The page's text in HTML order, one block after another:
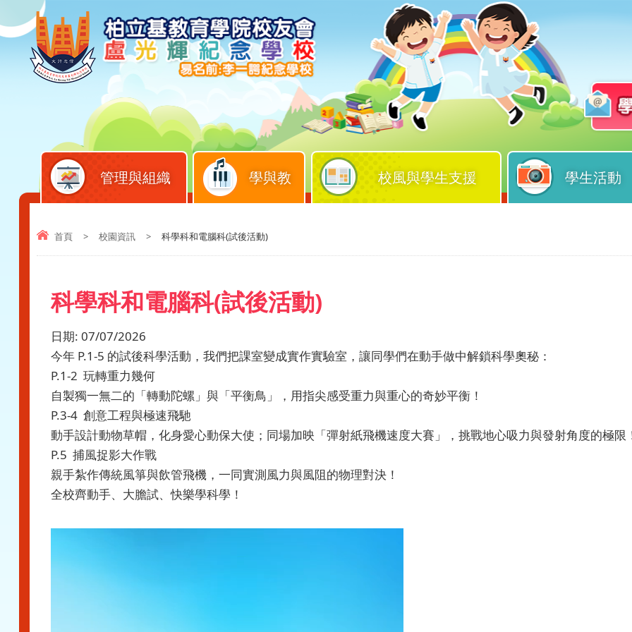
管理與組織 學與教 校風與學生支援 學生活動
首頁 > 校園資訊 > 科學科和電腦科(試後活動)
科學科和電腦科(試後活動)
日期: 07/07/2026
今年 P.1-5 的試後科學活動，我們把課室變成實作實驗室，讓同學們在動手做中解鎖科學奧秘：
P.1-2 玩轉重力幾何
自製獨一無二的「轉動陀螺」與「平衡鳥」，用指尖感受重力與重心的奇妙平衡！
P.3-4 創意工程與極速飛馳
動手設計動物草帽，化身愛心動保大使；同場加映「彈射紙飛機速度大賽」，挑戰地心吸力與發射角度的極限
P.5 ️ 捕風捉影大作戰
親手紮作傳統風箏與飲管飛機，一同實測風力與風阻的物理對決！
全校齊動手、大膽試、快樂學科學！